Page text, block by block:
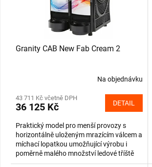
Granity CAB New Fab Cream 2
Na objednávku
43 711 Kč včetně DPH
36 125 Kč DETAIL
Praktický model pro menší provozy s
horizontálně uloženým mrazícím válcem a
míchací lopatkou umožňující výrobu i
poměrně malého množství ledové tříště
(granity). Zařízení je...